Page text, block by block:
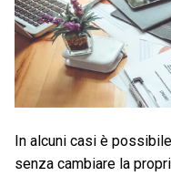
In alcuni casi è
senza cambiare la